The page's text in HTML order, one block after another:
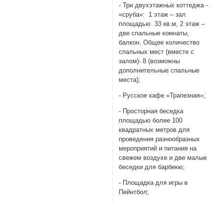
- Три двухэтажных коттеджа -
«сруба»: 1 этаж – зал
площадью 33 кв.м, 2 этаж –
две спальные комнаты,
балкон. Общее количество
спальных мест (вместе с
залом)- 8 (возможны
дополнительные спальные
места);
- Русское кафе «Трапезная»;
- Просторная беседка
площадью более 100
квадратных метров для
проведения разнообразных
мероприятий и питания на
свежем воздухе и две малые
беседки для барбекю;
- Площадка для игры в
Пейнтбол;